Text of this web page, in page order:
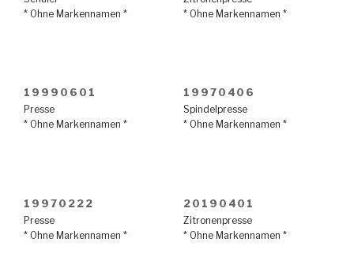
* Ohne Markennamen *
* Ohne Markennamen *
19990601
Presse
* Ohne Markennamen *
19970406
Spindelpresse
* Ohne Markennamen *
19970222
Presse
* Ohne Markennamen *
20190401
Zitronenpresse
* Ohne Markennamen *